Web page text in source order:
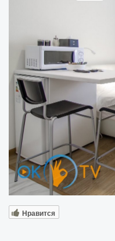
Нравится